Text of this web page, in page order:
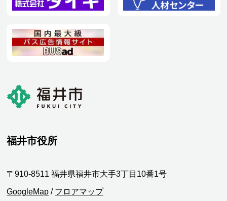
福井市役所
〒910-8511 福井県福井市大手3丁目10番1号
GoogleMap / フロアマップ